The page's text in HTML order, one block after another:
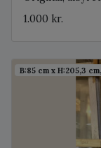
1.000 kr.
B:85 cm x H:205,3